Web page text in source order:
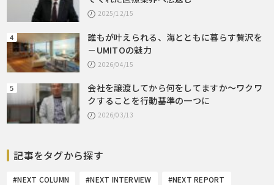
2025/12/15
誰もが叶えられる、海とともに暮らす贅沢を
－UMITOの魅力
2026/04/15
会社を譲渡してから何をしてますか～ワクワ
クすることを行動基準の一つに
2026/03/13
記事をタグから探す
#NEXT COLUMN #NEXT INTERVIEW
#NEXT REPORT